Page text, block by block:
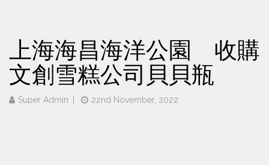
上海海昌海洋公園 收購
文創雪糕公司貝貝瓶
Super Admin 22nd November, 2022